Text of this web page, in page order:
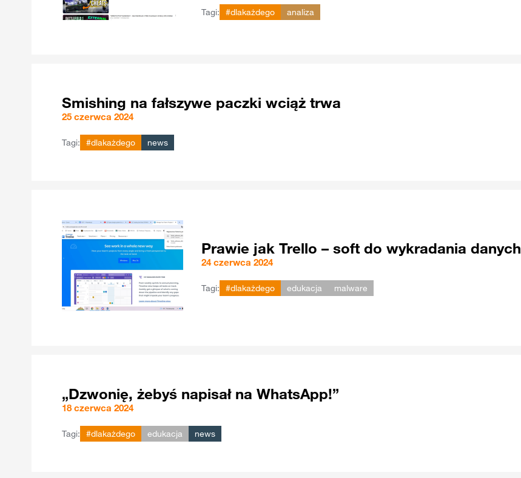
Tagi: #dlakażdego analiza
Smishing na fałszywe paczki wciąż trwa
25 czerwca 2024
Tagi: #dlakażdego news
Prawie jak Trello – soft do wykradania danych
24 czerwca 2024
Tagi: #dlakażdego edukacja malware
„Dzwonię, żebyś napisał na WhatsApp!”
18 czerwca 2024
Tagi: #dlakażdego edukacja news